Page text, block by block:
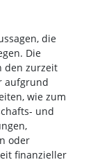
die
Die
den zurzeit
aufgrund
wie zum
und
oder
finanzieller